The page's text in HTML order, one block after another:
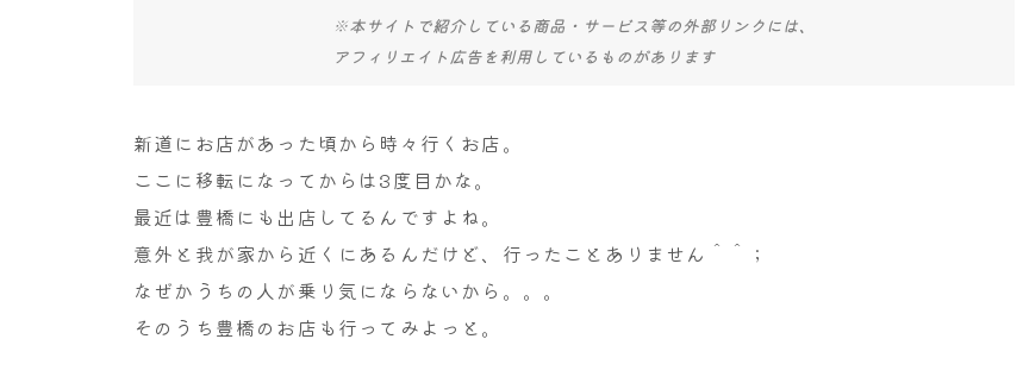
※本サイトで紹介している商品・サービス等の外部リンクには、
アフィリエイト広告を利用しているものがあります
新道にお店があった頃から時々行くお店。
ここに移転になってからは3度目かな。
最近は豊橋にも出店してるんですよね。
意外と我が家から近くにあるんだけど、行ったことありません＾＾；
なぜかうちの人が乗り気にならないから。。。
そのうち豊橋のお店も行ってみよっと。